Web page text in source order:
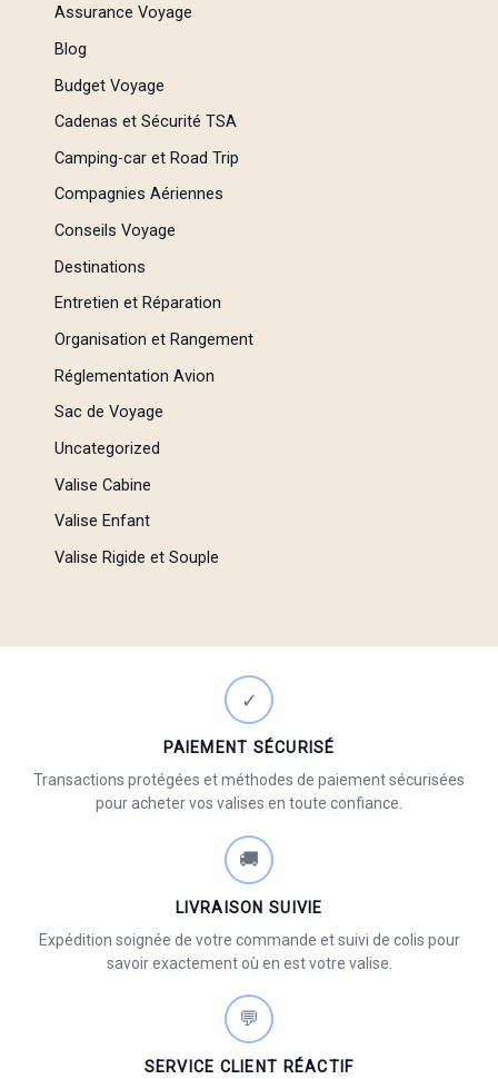
Assurance Voyage
Blog
Budget Voyage
Cadenas et Sécurité TSA
Camping-car et Road Trip
Compagnies Aériennes
Conseils Voyage
Destinations
Entretien et Réparation
Organisation et Rangement
Réglementation Avion
Sac de Voyage
Uncategorized
Valise Cabine
Valise Enfant
Valise Rigide et Souple
✓
PAIEMENT SÉCURISÉ
Transactions protégées et méthodes de paiement sécurisées
pour acheter vos valises en toute confiance.
🚚
LIVRAISON SUIVIE
Expédition soignée de votre commande et suivi de colis pour
savoir exactement où en est votre valise.
💬
SERVICE CLIENT RÉACTIF